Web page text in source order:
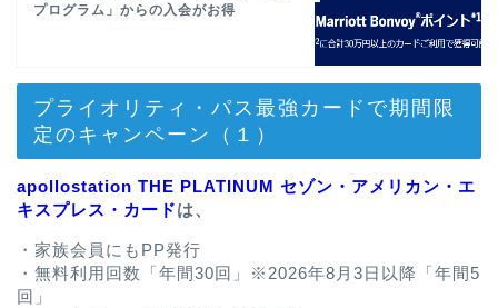
プログラム」からの入会がお得
プライオリティ・パス最強カードで期間限
定のキャンペーン（１）
apollostation THE PLATINUM セゾン・アメリカン・エ
キスプレス・カードは、
・家族会員にもPP発行
・無料利用回数「年間30回」※2026年8月3日以降「年間5
回」